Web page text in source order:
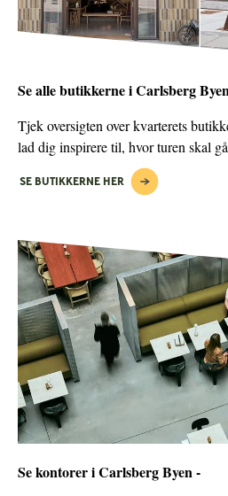
Se alle butikkerne i Carlsberg
Tjek oversigten over kvarterets
lad dig inspirere til, hvor turen skal
SE BUTIKKERNE HER
Se kontorer i Carlsberg Byen -